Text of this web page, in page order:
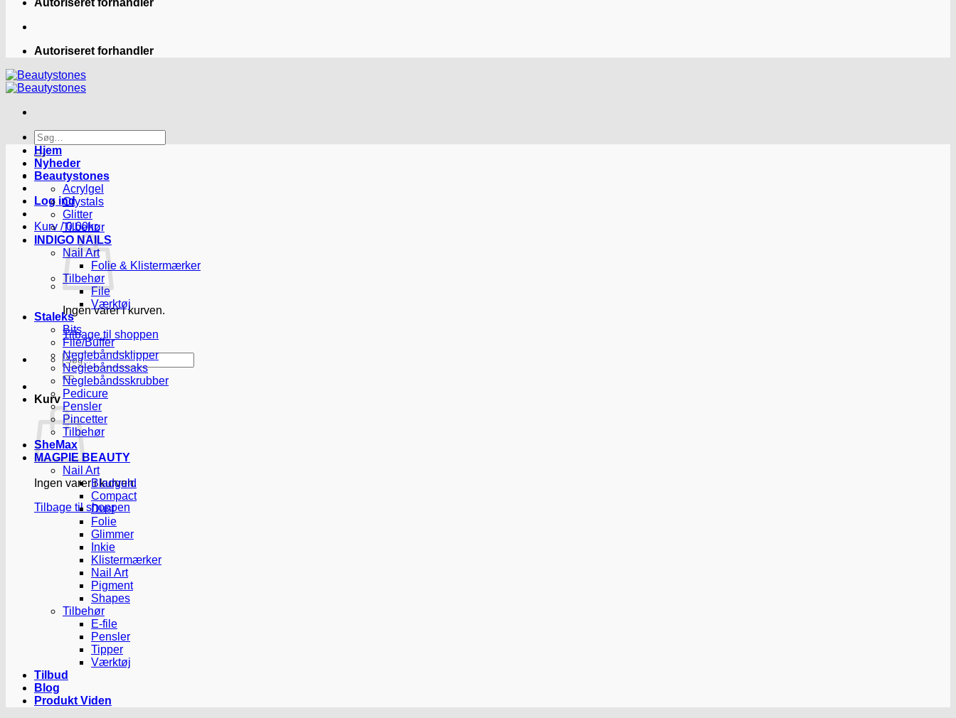
Autoriseret forhandler
Autoriseret forhandler
Søg
efter:
Log ind
Kurv /0.00kr.
Ingen varer i kurven.
Tilbage til shoppen
Søg
efter:
Kurv
Ingen varer i kurven.
Tilbage til shoppen
Hjem
Nyheder
Beautystones
Acrylgel
Crystals
Glitter
Tilbehør
INDIGO NAILS
Nail Art
Folie & Klistermærker
Tilbehør
File
Værktøj
Staleks
Bits
File/Buffer
Neglebåndsklipper
Neglebåndssaks
Neglebåndsskrubber
Pedicure
Pensler
Pincetter
Tilbehør
SheMax
MAGPIE BEAUTY
Nail Art
Bladguld
Compact
Dust
Folie
Glimmer
Inkie
Klistermærker
Nail Art
Pigment
Shapes
Tilbehør
E-file
Pensler
Tipper
Værktøj
Tilbud
Blog
Produkt Viden